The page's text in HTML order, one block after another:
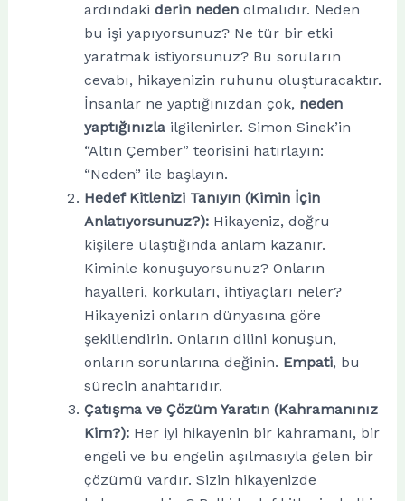
ardındaki derin nedenolmalıdır. Neden
bu işi yapıyorsunuz? Ne tür bir etki
yaratmak istiyorsunuz? Bu soruların
cevabı, hikayenizin ruhunu oluşturacaktır.
İnsanlar ne yaptığınızdan çok, neden
yaptığınızlailgilenirler. Simon Sinek’in
“Altın Çember” teorisini hatırlayın:
“Neden” ile başlayın.
Hedef Kitlenizi Tanıyın (Kimin İçin
Anlatıyorsunuz?):Hikayeniz, doğru
kişilere ulaştığında anlam kazanır.
Kiminle konuşuyorsunuz? Onların
hayalleri, korkuları, ihtiyaçları neler?
Hikayenizi onların dünyasına göre
şekillendirin. Onların dilini konuşun,
onların sorunlarına değinin. Empati, bu
sürecin anahtarıdır.
Çatışma ve Çözüm Yaratın (Kahramanınız
Kim?):Her iyi hikayenin bir kahramanı, bir
engeli ve bu engelin aşılmasıyla gelen bir
çözümü vardır. Sizin hikayenizde